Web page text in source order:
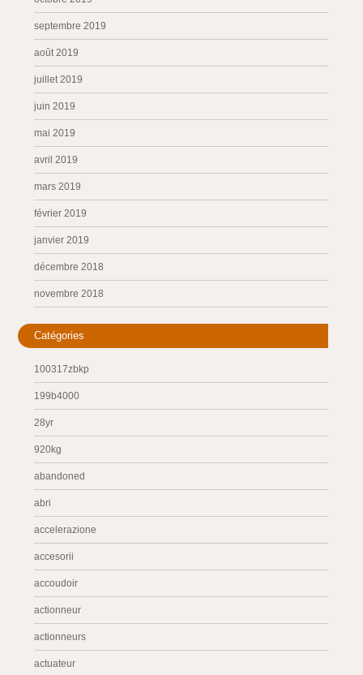
septembre 2019
août 2019
juillet 2019
juin 2019
mai 2019
avril 2019
mars 2019
février 2019
janvier 2019
décembre 2018
novembre 2018
Catégories
100317zbkp
199b4000
28yr
920kg
abandoned
abri
accelerazione
accesorii
accoudoir
actionneur
actionneurs
actuateur